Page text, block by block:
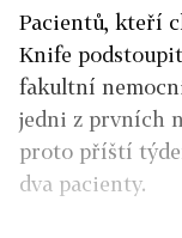
Pacientů, kteří
Knife
fakultní
jedni z prvních
proto příští
dva pacienty.